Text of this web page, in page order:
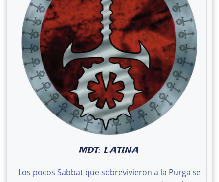
MDT: LATINA
Los pocos Sabbat que sobrevivieron a la Purga se